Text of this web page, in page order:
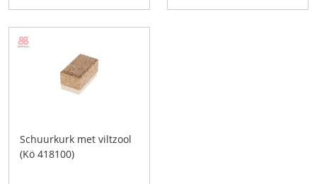
Schuurkurk met viltzool
(Kö 418100)